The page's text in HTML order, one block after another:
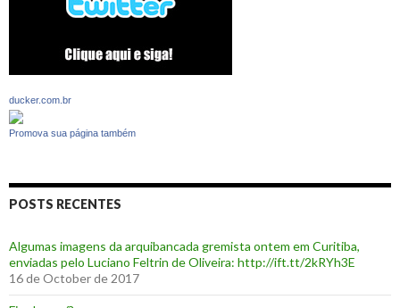
ducker.com.br
Promova sua página também
POSTS RECENTES
Algumas imagens da arquibancada gremista ontem em Curitiba,
enviadas pelo Luciano Feltrin de Oliveira: http://ift.tt/2kRYh3E
16 de October de 2017